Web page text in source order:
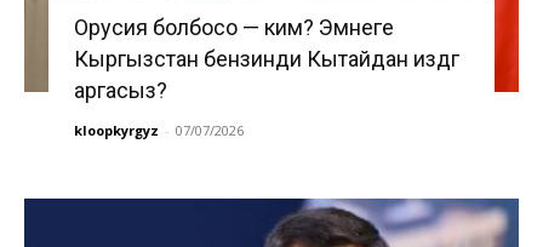
Орусия болбосо — ким? Эмнеге
Кыргызстан бензинди Кытайдан издөөгө
аргасыз?
kloopkyrgyz - 07/07/2026